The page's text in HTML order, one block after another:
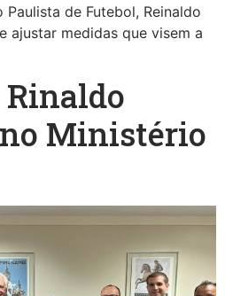
de Futebol, Reinaldo
ajustar medidas que visem a
Ministério